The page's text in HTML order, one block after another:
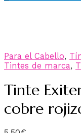
Para el Cabello,
Tintes de marca,
Tinte
cobre